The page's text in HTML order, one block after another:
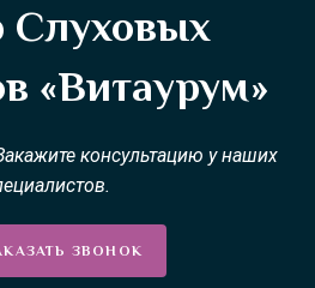
Слуховых
«Витаурум»
консультацию у наших
ЗВОНОК